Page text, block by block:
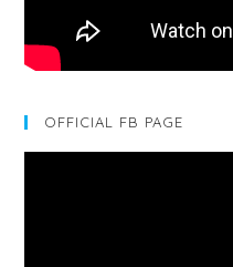
OFFICIAL FB PAGE